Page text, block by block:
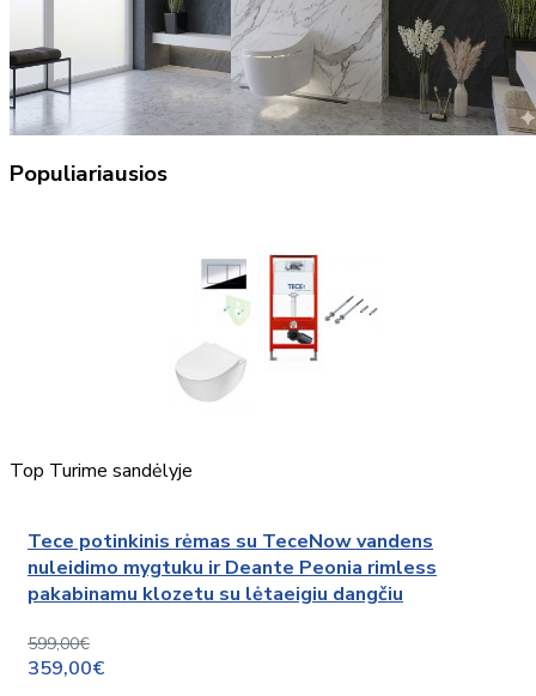
Populiariausios
Top Turime sandėlyje
Tece potinkinis rėmas su TeceNow vandens
nuleidimo mygtuku ir Deante Peonia rimless
pakabinamu klozetu su lėtaeigiu dangčiu
599,00€
359,00€